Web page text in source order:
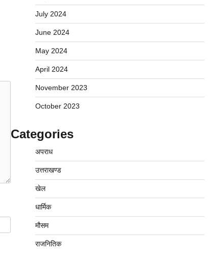
July 2024
June 2024
May 2024
April 2024
November 2023
October 2023
Categories
अपराध
उत्तराखण्ड
खेल
धार्मिक
मौसम
राजनितिक